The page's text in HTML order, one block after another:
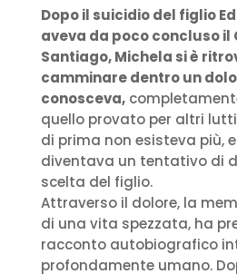
Dopo il suicidio del figlio
aveva da poco concluso il
Santiago, Michela si è
camminare dentro un
conosceva,
quello provato per altri
di prima non esisteva più,
diventava un tentativo di
scelta del figlio.
Attraverso il dolore, la
di una vita spezzata, ha
racconto autobiografico
profondamente umano.